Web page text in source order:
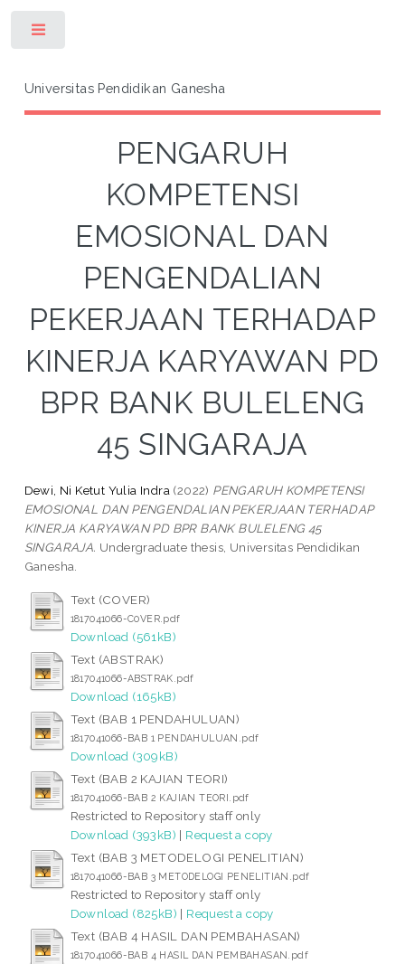
Universitas Pendidikan Ganesha
PENGARUH
KOMPETENSI
EMOSIONAL DAN
PENGENDALIAN
PEKERJAAN TERHADAP
KINERJA KARYAWAN PD
BPR BANK BULELENG
45 SINGARAJA
Dewi, Ni Ketut Yulia Indra (2022) PENGARUH KOMPETENSI
EMOSIONAL DAN PENGENDALIAN PEKERJAAN TERHADAP
KINERJA KARYAWAN PD BPR BANK BULELENG 45
SINGARAJA. Undergraduate thesis, Universitas Pendidikan
Ganesha.
Text (COVER)
1817041066-C0VER.pdf
Download (561kB)
Text (ABSTRAK)
1817041066-ABSTRAK.pdf
Download (165kB)
Text (BAB 1 PENDAHULUAN)
1817041066-BAB 1 PENDAHULUAN.pdf
Download (309kB)
Text (BAB 2 KAJIAN TEORI)
1817041066-BAB 2 KAJIAN TEORI.pdf
Restricted to Repository staff only
Download (393kB) | Request a copy
Text (BAB 3 METODELOGI PENELITIAN)
1817041066-BAB 3 METODELOGI PENELITIAN.pdf
Restricted to Repository staff only
Download (825kB) | Request a copy
Text (BAB 4 HASIL DAN PEMBAHASAN)
1817041066-BAB 4 HASIL DAN PEMBAHASAN.pdf